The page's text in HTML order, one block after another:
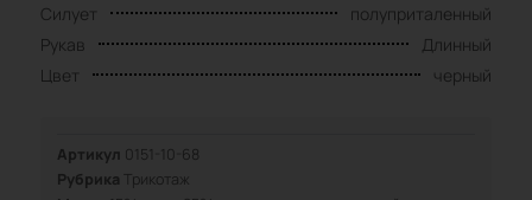
Силует
полуприталенный
Рукав
Длинный
Цвет
черный
Артикул 0151-10-68
Рубрика Трикотаж